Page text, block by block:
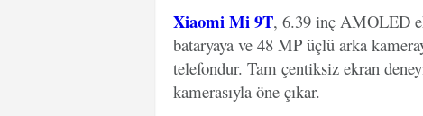
Xiaomi Mi 9T, 6.39 inç AMOLED
bataryaya ve 48 MP üçlü arka
telefondur. Tam çentiksiz ekran
kamerasıyla öne çıkar.